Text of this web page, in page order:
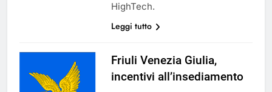
HighTech.
Leggi tutto
Friuli Venezia Giulia,
incentivi all’insediamento